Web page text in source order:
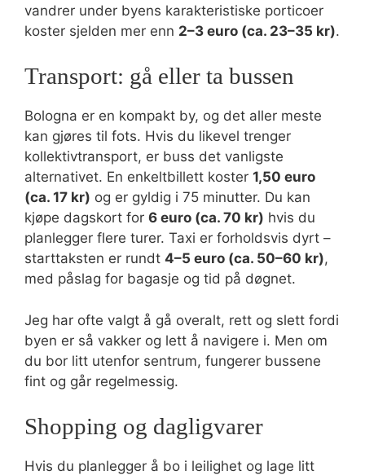
vandrer under byens karakteristiske porticoer
koster sjelden mer enn 2–3 euro (ca. 23–35 kr).
Transport: gå eller ta bussen
Bologna er en kompakt by, og det aller meste
kan gjøres til fots. Hvis du likevel trenger
kollektivtransport, er buss det vanligste
alternativet. En enkeltbillett koster 1,50 euro
(ca. 17 kr) og er gyldig i 75 minutter. Du kan
kjøpe dagskort for 6 euro (ca. 70 kr) hvis du
planlegger flere turer. Taxi er forholdsvis dyrt –
starttaksten er rundt 4–5 euro (ca. 50–60 kr),
med påslag for bagasje og tid på døgnet.
Jeg har ofte valgt å gå overalt, rett og slett fordi
byen er så vakker og lett å navigere i. Men om
du bor litt utenfor sentrum, fungerer bussene
fint og går regelmessig.
Shopping og dagligvarer
Hvis du planlegger å bo i leilighet og lage litt